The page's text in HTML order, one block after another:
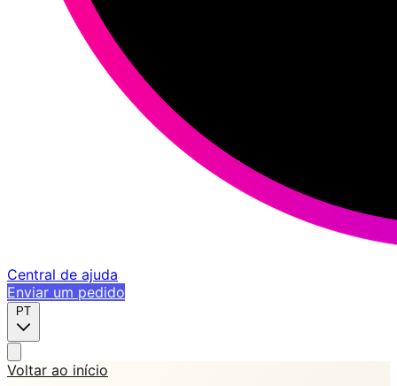
Central de ajuda
Enviar um pedido
PT
Voltar ao início